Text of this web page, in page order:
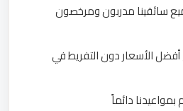
سائقينا مدربون ومرخصون
الأسعار دون التفريط في
دائماً